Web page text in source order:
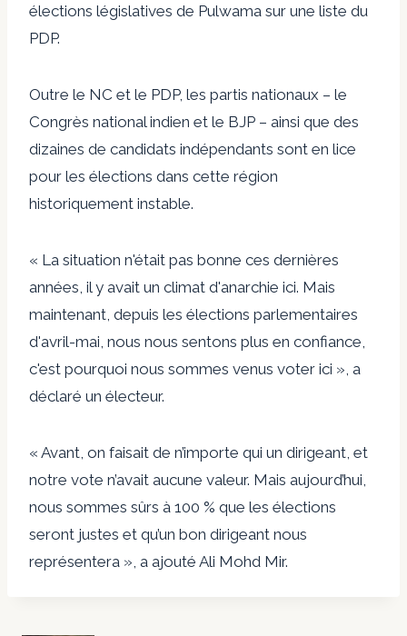
élections législatives de Pulwama sur une liste du
PDP.
Outre le NC et le PDP, les partis nationaux – le
Congrès national indien et le BJP – ainsi que des
dizaines de candidats indépendants sont en lice
pour les élections dans cette région
historiquement instable.
« La situation n'était pas bonne ces dernières
années, il y avait un climat d'anarchie ici. Mais
maintenant, depuis les élections parlementaires
d'avril-mai, nous nous sentons plus en confiance,
c'est pourquoi nous sommes venus voter ici », a
déclaré un électeur.
« Avant, on faisait de n’importe qui un dirigeant, et
notre vote n’avait aucune valeur. Mais aujourd’hui,
nous sommes sûrs à 100 % que les élections
seront justes et qu’un bon dirigeant nous
représentera », a ajouté Ali Mohd Mir.